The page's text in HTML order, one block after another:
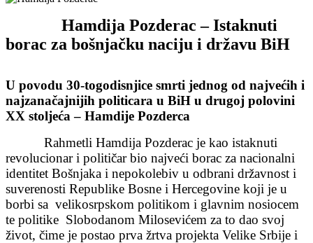
Hamdija Pozderac – Istaknuti
borac za bošnjačku naciju i državu BiH
U povodu 30-togodisnjice smrti jednog od najvećih i
najzanačajnijih politicara u BiH u drugoj polovini
XX stoljeća – Hamdije Pozderca
Rahmetli Hamdija Pozderac je kao istaknuti
revolucionar i političar bio najveći borac za nacionalni
identitet Bošnjaka i nepokolebiv u odbrani državnost i
suverenosti Republike Bosne i Hercegovine koji je u
borbi sa velikosrpskom politikom i glavnim nosiocem
te politike Slobodanom Milosevićem za to dao svoj
život, čime je postao prva žrtva projekta Velike Srbije i